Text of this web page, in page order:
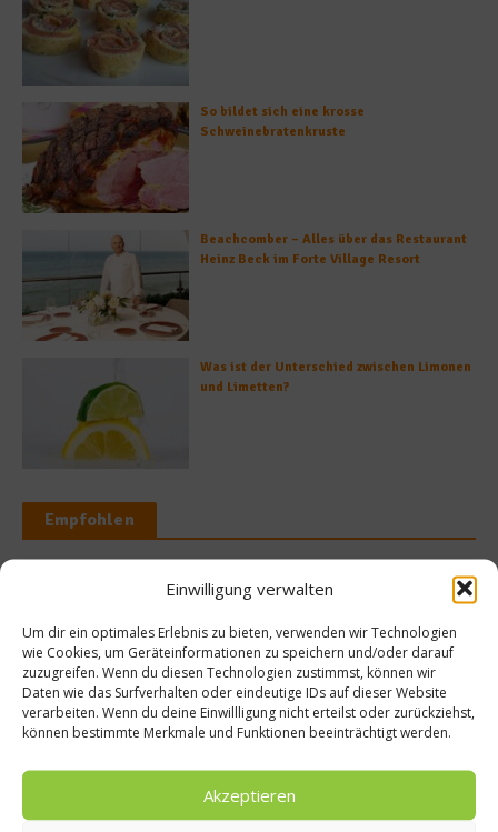
Einwilligung verwalten
Um dir ein optimales Erlebnis zu bieten, verwenden wir Technologien
wie Cookies, um Geräteinformationen zu speichern und/oder darauf
zuzugreifen. Wenn du diesen Technologien zustimmst, können wir
Daten wie das Surfverhalten oder eindeutige IDs auf dieser Website
verarbeiten. Wenn du deine Einwillligung nicht erteilst oder zurückziehst,
können bestimmte Merkmale und Funktionen beeinträchtigt werden.
Akzeptieren
So bildet sich eine krosse
Schweinebratenkruste
Beachcomber – Alles über das Restaurant
Heinz Beck im Forte Village Resort
Was ist der Unterschied zwischen Limonen
und Limetten?
Empfohlen
mit
– Kochen
2013
Reise
10 Jahre
Jakobsweg im